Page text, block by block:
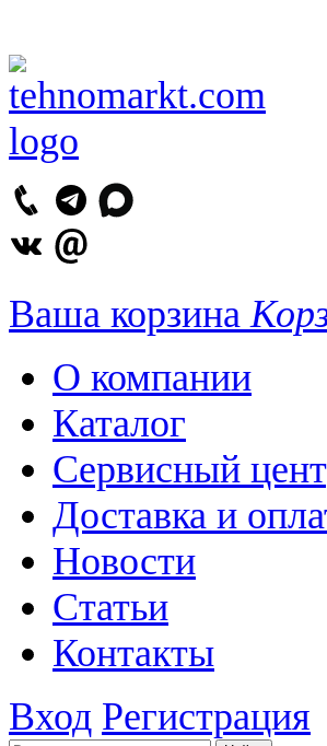
Ваша корзина
О компании
Каталог
Сервисный
Доставка и
Новости
Статьи
Контакты
Вход Регистрация